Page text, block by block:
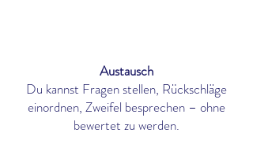
Austausch
Du kannst Fragen stellen, Rückschläge
einordnen, Zweifel besprechen – ohne
bewertet zu werden.